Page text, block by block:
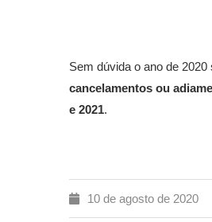
Sem dúvida o ano de
cancelamentos ou
e 2021.
10 de agosto de 2020